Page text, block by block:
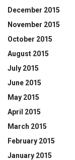
December 2015
November 2015
October 2015
August 2015
July 2015
June 2015
May 2015
April 2015
March 2015
February 2015
January 2015